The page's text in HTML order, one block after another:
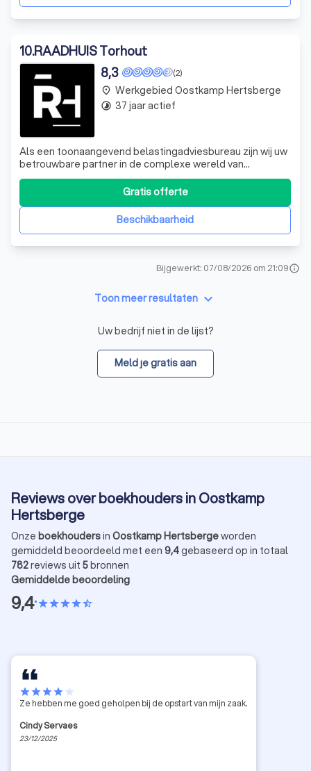
10.RAADHUIS Torhout
(2)
8,3
Als een toonaangevend belastingadviesbureau zijn wij uw
betrouwbare partner in de complexe wereld van
belastingen en financiën. Wij onderscheiden ons door
onze expertise en diepgaande kennis van de fiscale
wetgeving. Onze diensten omvatten alles van het
indienen van aangiften personenbelasting tot h
Beschikbaarheid
Gratis offerte
place Werkgebied Oostkamp Hertsberge
timelapse 37 jaar actief
Bijgewerkt: 07/08/2026 om 21:09info
Toon meer resultaten keyboard_arrow_down
Uw bedrijf niet in de lijst?
Meld je gratis aan
Reviews over boekhouders in Oostkamp
Hertsberge
Onze boekhoudersin Oostkamp Hertsbergeworden
gemiddeld beoordeeld met een 9,4gebaseerd op in totaal
782reviews uit 5bronnen
Gemiddelde beoordeling
9,4•starstarstarstarstar_half
starstarstarstarstar
Ze hebben me goed geholpen bij de opstart van mijn zaak.
Cindy Servaes
23/12/2025